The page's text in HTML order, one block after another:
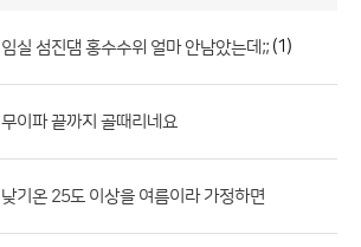
임실 섬진댐 홍수수위 얼마 안남았는데;; (1)
무이파 끝까지 골때리네요
낮기온 25도 이상을 여름이라 가정하면